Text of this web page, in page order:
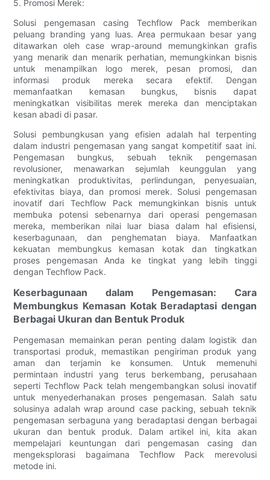
5. Promosi Merek:
Solusi pengemasan casing Techflow Pack memberikan
peluang branding yang luas. Area permukaan besar yang
ditawarkan oleh case wrap-around memungkinkan grafis
yang menarik dan menarik perhatian, memungkinkan bisnis
untuk menampilkan logo merek, pesan promosi, dan
informasi produk mereka secara efektif. Dengan
memanfaatkan kemasan bungkus, bisnis dapat
meningkatkan visibilitas merek mereka dan menciptakan
kesan abadi di pasar.
Solusi pembungkusan yang efisien adalah hal terpenting
dalam industri pengemasan yang sangat kompetitif saat ini.
Pengemasan bungkus, sebuah teknik pengemasan
revolusioner, menawarkan sejumlah keunggulan yang
meningkatkan produktivitas, perlindungan, penyesuaian,
efektivitas biaya, dan promosi merek. Solusi pengemasan
inovatif dari Techflow Pack memungkinkan bisnis untuk
membuka potensi sebenarnya dari operasi pengemasan
mereka, memberikan nilai luar biasa dalam hal efisiensi,
keserbagunaan, dan penghematan biaya. Manfaatkan
kekuatan membungkus kemasan kotak dan tingkatkan
proses pengemasan Anda ke tingkat yang lebih tinggi
dengan Techflow Pack.
Keserbagunaan dalam Pengemasan: Cara
Membungkus Kemasan Kotak Beradaptasi dengan
Berbagai Ukuran dan Bentuk Produk
Pengemasan memainkan peran penting dalam logistik dan
transportasi produk, memastikan pengiriman produk yang
aman dan terjamin ke konsumen. Untuk memenuhi
permintaan industri yang terus berkembang, perusahaan
seperti Techflow Pack telah mengembangkan solusi inovatif
untuk menyederhanakan proses pengemasan. Salah satu
solusinya adalah wrap around case packing, sebuah teknik
pengemasan serbaguna yang beradaptasi dengan berbagai
ukuran dan bentuk produk. Dalam artikel ini, kita akan
mempelajari keuntungan dari pengemasan casing dan
mengeksplorasi bagaimana Techflow Pack merevolusi
metode ini.